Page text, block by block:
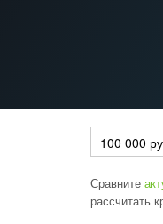
100 000
Сравните
рассчитать